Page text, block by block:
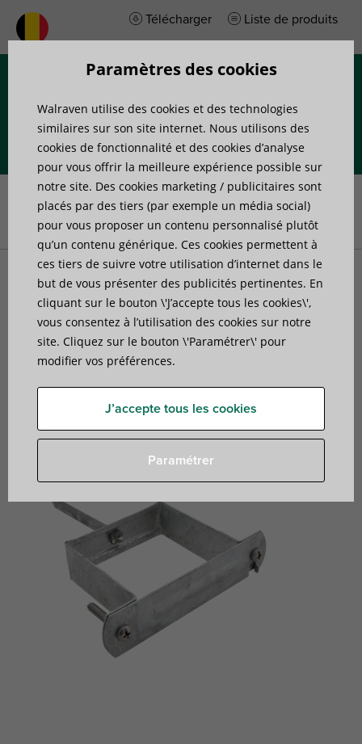
Télécharger Liste de produits
Accueil»Produits» Fixation de tuyaux» Produits pour systèmes
d'évacuation des eaux pluviales»Walraven Colliers à charnières
400 carré (BUP1000)
Walraven Colliers à
charnières 400 carré
(BUP1000)
pour les conduites d'eau de pluie
Paramètres des cookies
Walraven utilise des cookies et des technologies
similaires sur son site internet. Nous utilisons des
cookies de fonctionnalité et des cookies d’analyse
pour vous offrir la meilleure expérience possible sur
notre site. Des cookies marketing / publicitaires sont
placés par des tiers (par exemple un média social)
pour vous proposer un contenu personnalisé plutôt
qu’un contenu générique. Ces cookies permettent à
ces tiers de suivre votre utilisation d’internet dans le
but de vous présenter des publicités pertinentes. En
cliquant sur le bouton \'J’accepte tous les cookies\',
vous consentez à l’utilisation des cookies sur notre
site. Cliquez sur le bouton \'Paramétrer\' pour
modifier vos préférences.
J’accepte tous les cookies
Paramétrer